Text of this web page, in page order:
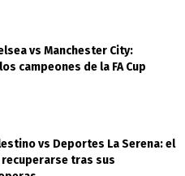
vs Manchester City:
campeones de la FA Cup
vs Deportes La Serena: el
recuperarse tras sus